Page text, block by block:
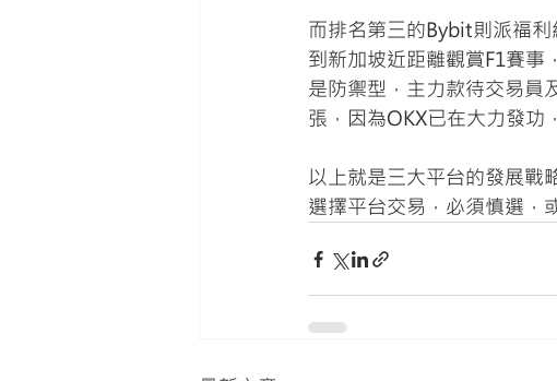
而排名第三的Bybit則派福
到新加坡近距離觀賞F1賽
是防禦型，主力款待交易員
張，因為OKX已在大力發功
以上就是三大平台的發展戰
選擇平台交易，必須慎選，